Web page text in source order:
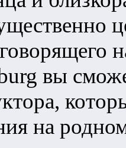
вы
на